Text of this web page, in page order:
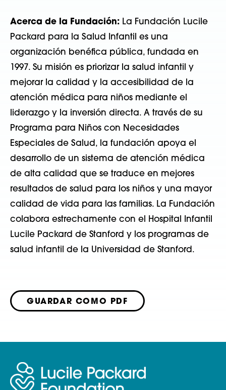
Acerca de la Fundación: La Fundación Lucile
Packard para la Salud Infantil es una
organización benéfica pública, fundada en
1997. Su misión es priorizar la salud infantil y
mejorar la calidad y la accesibilidad de la
atención médica para niños mediante el
liderazgo y la inversión directa. A través de su
Programa para Niños con Necesidades
Especiales de Salud, la fundación apoya el
desarrollo de un sistema de atención médica
de alta calidad que se traduce en mejores
resultados de salud para los niños y una mayor
calidad de vida para las familias. La Fundación
colabora estrechamente con el Hospital Infantil
Lucile Packard de Stanford y los programas de
salud infantil de la Universidad de Stanford.
GUARDAR COMO PDF